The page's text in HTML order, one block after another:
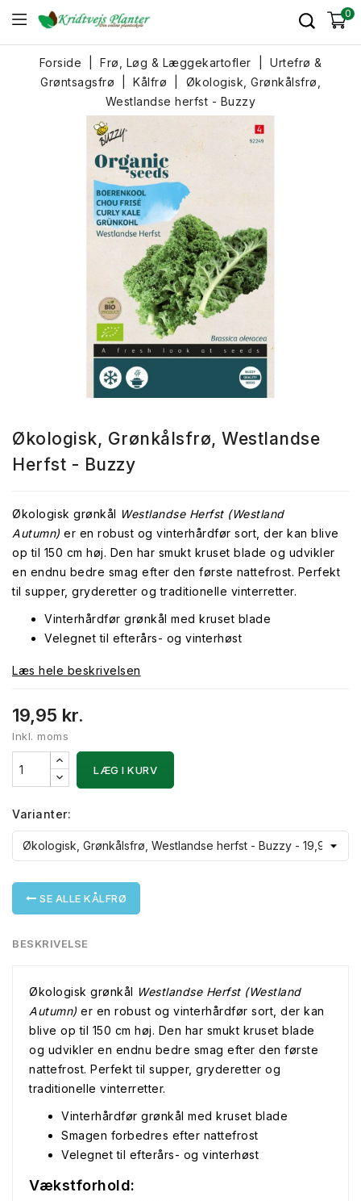
0
Forside Frø, Løg & Læggekartofler
Urtefrø &
Grøntsagsfrø
Kålfrø
Økologisk, Grønkålsfrø,
Westlandse herfst - Buzzy
Økologisk, Grønkålsfrø, Westlandse
Herfst - Buzzy
Økologisk grønkål Westlandse Herfst (Westland
Autumn) er en robust og vinterhårdfør sort, der kan blive
op til 150 cm høj. Den har smukt kruset blade og udvikler
en endnu bedre smag efter den første nattefrost. Perfekt
til supper, gryderetter og traditionelle vinterretter.
Vinterhårdfør grønkål med kruset blade
Velegnet til efterårs- og vinterhøst
Læs hele beskrivelsen
19,95 kr.
Inkl. moms
LÆG I KURV
Varianter:
SE ALLE KÅLFRØ
BESKRIVELSE
Økologisk grønkål Westlandse Herfst (Westland
Autumn) er en robust og vinterhårdfør sort, der kan
blive op til 150 cm høj. Den har smukt kruset blade
og udvikler en endnu bedre smag efter den første
nattefrost. Perfekt til supper, gryderetter og
traditionelle vinterretter.
Vinterhårdfør grønkål med kruset blade
Smagen forbedres efter nattefrost
Velegnet til efterårs- og vinterhøst
Vækstforhold: